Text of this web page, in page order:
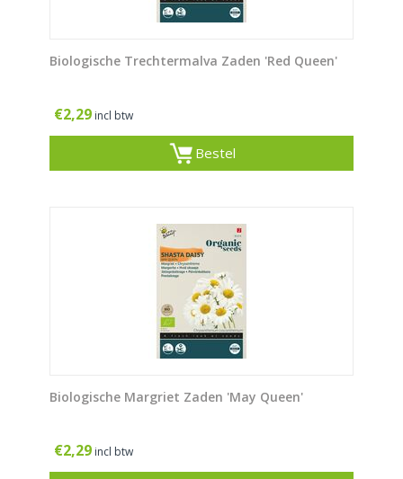
Biologische Trechtermalva Zaden 'Red Queen'
€2,29 incl btw
Bestel
Biologische Margriet Zaden 'May Queen'
€2,29 incl btw